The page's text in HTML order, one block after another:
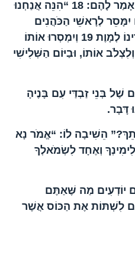
אָמַר לָהֶם: 18 “הִנֵּה אֲנַחְנוּ
יִמָּסֵר לְרָאשֵׁי הַכֹּהֲנִים
לְמָוֶת 19 וְיִמְסְרוּ אוֹתוֹ
אוֹתוֹ, וּבַיּוֹם הַשְּׁלִישִׁי
שֶׁל בְּנֵי זַבְדַּי עִם בָּנֶיהָ
דָּבָר.
הֵשִׁיבָה לוֹ: “אֱמֹר נָא
וְאֶחָד לִשְׂמֹאלְךָ
יוֹדְעִים מַה שֶּׁאַתֶּם
לִשְׁתּוֹת אֶת הַכּוֹס אֲשֶׁר